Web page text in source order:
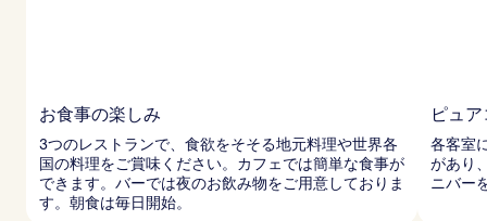
お食事の楽しみ
3つのレストランで、食欲をそそる地元料理や世界各
国の料理をご賞味ください。カフェでは簡単な食事が
できます。バーでは夜のお飲み物をご用意しておりま
す。朝食は毎日開始。
ピュ
各客室
があり
ニバー